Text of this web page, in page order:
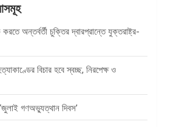
অন্তর্বর্তী চুক্তির দ্বারপ্রান্তে যুক্তরাষ্ট্র-
বিচার হবে স্বচ্ছ, নিরপেক্ষ ও
‘জুলাই গণঅভ্যুত্থান দিবস’